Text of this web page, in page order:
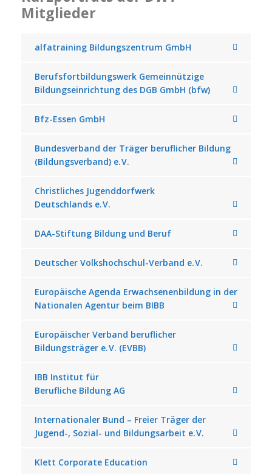
Mitglieder
alfatraining Bildungszentrum GmbH
Berufsfortbildungswerk Gemeinnützige
Bildungseinrichtung des DGB GmbH (bfw)
Bfz-Essen GmbH
Bundesverband der Träger beruflicher Bildung
(Bildungsverband) e. V.
Christliches Jugenddorfwerk
Deutschlands e. V.
DAA-Stiftung Bildung und Beruf
Deutscher Volkshochschul-Verband e. V.
Europäische Agenda Erwachsenenbildung in der
Nationalen Agentur beim BIBB
Europäischer Verband beruflicher
Bildungsträger e. V. (EVBB)
IBB Institut für
Berufliche Bildung AG
Internationaler Bund – Freier Träger der
Jugend-, Sozial- und Bildungsarbeit e. V.
Klett Corporate Education